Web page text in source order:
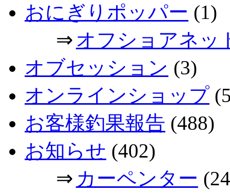
おにぎりポッパー (1)
⇒ オフショアネッ
オブセッション (3)
オンラインショップ
お客様釣果報告 (488)
お知らせ (402)
⇒ カーペンター